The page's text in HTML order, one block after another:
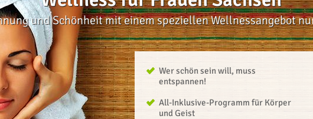
und Schönheit mit einem speziellen Wellnessangebot
Wer schön sein will, muss
entspannen!
All-Inklusive-Programm für Körper
und Geist